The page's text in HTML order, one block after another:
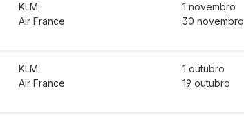
KLM
Air France
1 novembro
30 novembro
KLM
Air France
1 outubro
19 outubro